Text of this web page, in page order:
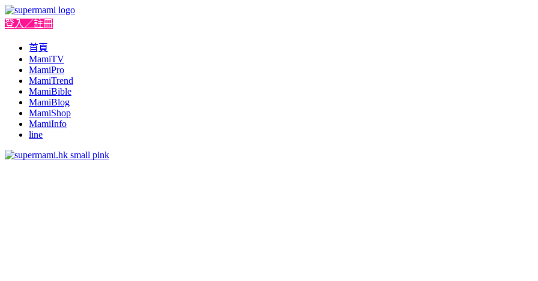
登入／註冊
首頁
MamiTV
MamiPro
MamiTrend
MamiBible
MamiBlog
MamiShop
MamiInfo
line